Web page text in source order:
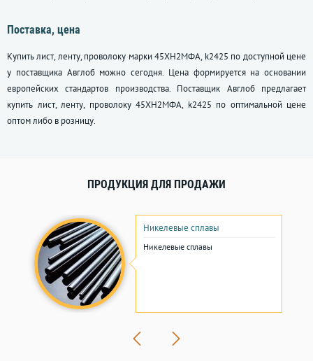
Поставка, цена
Купить лист, ленту, проволоку марки 45ХН2МФА, k2425 по доступной цене
у поставщика Авглоб можно сегодня. Цена формируется на основании
европейских стандартов производства. Поставщик Авглоб предлагает
купить лист, ленту, проволоку 45ХН2МФА, k2425 по оптимальной цене
оптом либо в розницу.
ПРОДУКЦИЯ ДЛЯ ПРОДАЖИ
Никелевые сплавы
Никелевые сплавы